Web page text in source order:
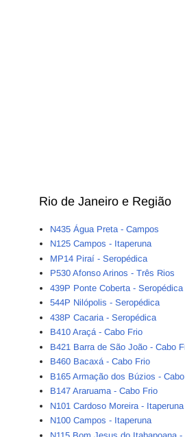
Rio de Janeiro e Região
N435 Água Preta - Campos
N125 Campos - Itaperuna
MP14 Piraí - Seropédica
P530 Afonso Arinos - Três Rios
439P Ponte Coberta - Seropédica
544P Nilópolis - Seropédica
438P Cacaria - Seropédica
B410 Araçá - Cabo Frio
B421 Barra de São João - Cabo
B460 Bacaxá - Cabo Frio
B165 Armação dos Búzios -
B147 Araruama - Cabo Frio
N101 Cardoso Moreira - Itaperuna
N100 Campos - Itaperuna